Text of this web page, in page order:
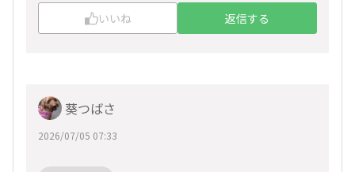
いいね 返信する
葵つばさ
2026/07/05 07:33